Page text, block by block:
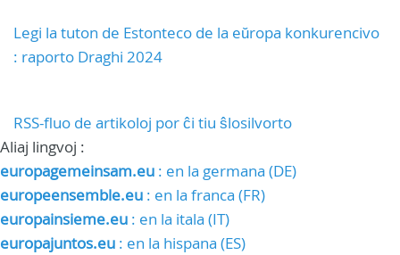
Legi la tuton de Estonteco de la eŭropa konkurencivo
: raporto Draghi 2024
RSS-fluo de artikoloj por ĉi tiu ŝlosilvorto
Aliaj lingvoj :
europagemeinsam.eu : en la germana (DE)
europeensemble.eu : en la franca (FR)
europainsieme.eu : en la itala (IT)
europajuntos.eu : en la hispana (ES)